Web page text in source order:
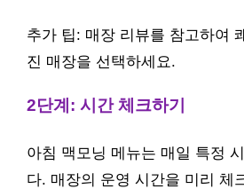
추가 팁: 매장 리뷰를 참고하여
진 매장을 선택하세요.
2단계: 시간 체크하기
아침 맥모닝 메뉴는 매일 특정
다. 매장의 운영 시간을 미리 체